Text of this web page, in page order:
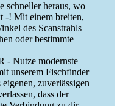
heraus, wo
-! Mit einem breiten,
des Scanstrahls
oder bestimmte
Nutze modernste
unserem Fischfinder
zuverlässigen
dass der